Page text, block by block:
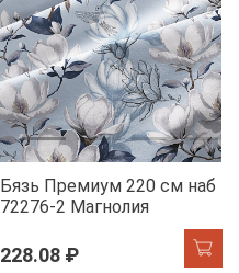
Бязь Премиум 220 см наб
72276-2 Магнолия
228.08 ₽